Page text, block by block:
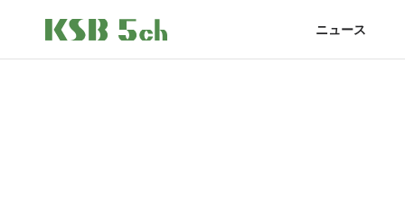
ニュース